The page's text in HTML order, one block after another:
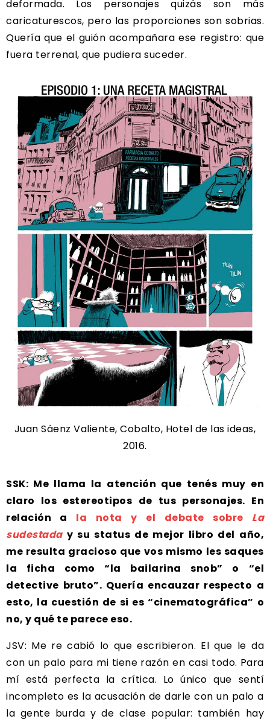
deformada. Los personajes quizás son más
caricaturescos, pero las proporciones son sobrias.
Quería que el guión acompañara ese registro: que
fuera terrenal, que pudiera suceder.
Juan Sáenz Valiente, Cobalto, Hotel de las ideas,
2016.
SSK: Me llama la atención que tenés muy en
claro los estereotipos de tus personajes. En
relación a la nota y el debate sobre La
sudestaday su status de mejor libro del año,
me resulta gracioso que vos mismo les saques
la ficha como “la bailarina snob” o “el
detective bruto”. Quería encauzar respecto a
esto, la cuestión de si es “cinematográfica” o
no, y qué te parece eso.
JSV: Me re cabió lo que escribieron. El que le da
con un palo para mi tiene razón en casi todo. Para
mí está perfecta la crítica. Lo único que sentí
incompleto es la acusación de darle con un palo a
la gente burda y de clase popular: también hay